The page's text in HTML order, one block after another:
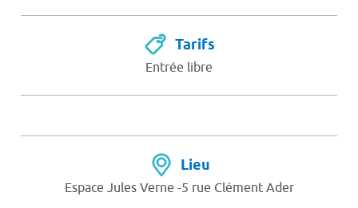
Tarifs
Entrée libre
Lieu
Espace Jules Verne -5 rue Clément Ader